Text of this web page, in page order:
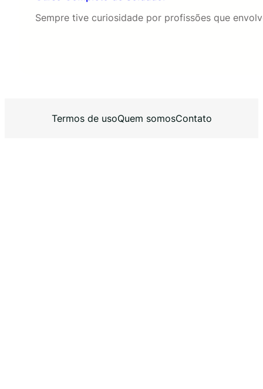
Sempre tive curiosidade por profissões que
Termos de usoQuem somosContato